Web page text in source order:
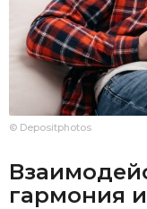
© Depositphotos
гармония